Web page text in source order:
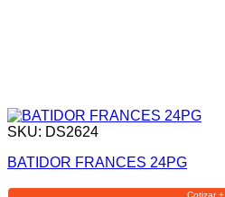
SKU: DS2624
BATIDOR FRANCES 24PG
Cotizar +